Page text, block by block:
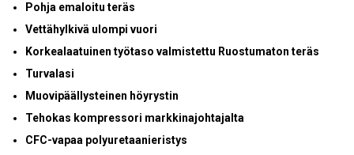
Pohja emaloitu teräs
Vettähylkivä ulompi vuori
Korkealaatuinen työtaso valmistettu Ruostumaton teräs
Turvalasi
Muovipäällysteinen höyrystin
Tehokas kompressori markkinajohtajalta
CFC-vapaa polyuretaanieristys